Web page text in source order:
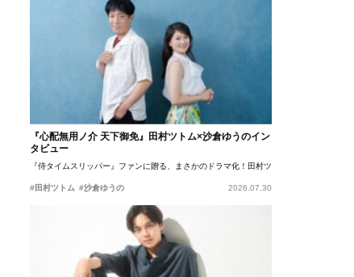
『心配無用ノ介 天下御免』田村ツトム×沙倉ゆうのイン
タビュー
『侍タイムスリッパー』ファンに贈る、まさかのドラマ化！田村ツトム×沙倉ゆうのが語
#田村ツトム #沙倉ゆうの 2026.07.30